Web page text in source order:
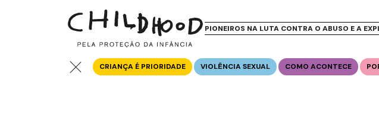
PIONEIROS NA LUTA CONTRA O ABUSO E A
CRIANÇA É PRIORIDADE VIOLÊNCIA SEXUAL COMO ACONTECE